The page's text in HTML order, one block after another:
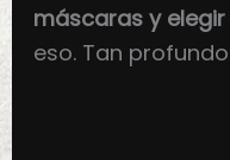
máscaras y
eso. Tan